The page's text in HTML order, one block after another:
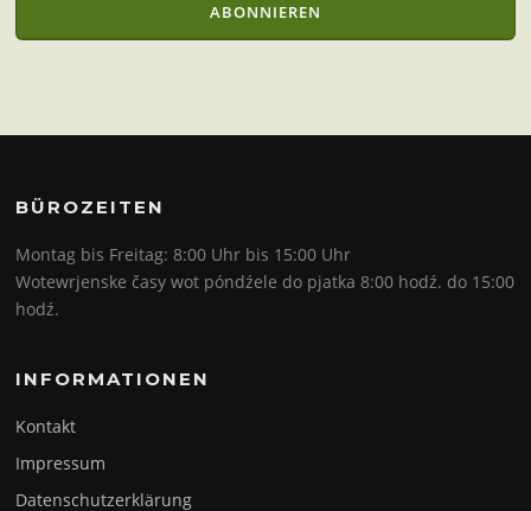
BÜROZEITEN
Montag bis Freitag: 8:00 Uhr bis 15:00 Uhr
Wotewrjenske časy wot póndźele do pjatka 8:00 hodź. do 15:00
hodź.
INFORMATIONEN
Kontakt
Impressum
Datenschutzerklärung